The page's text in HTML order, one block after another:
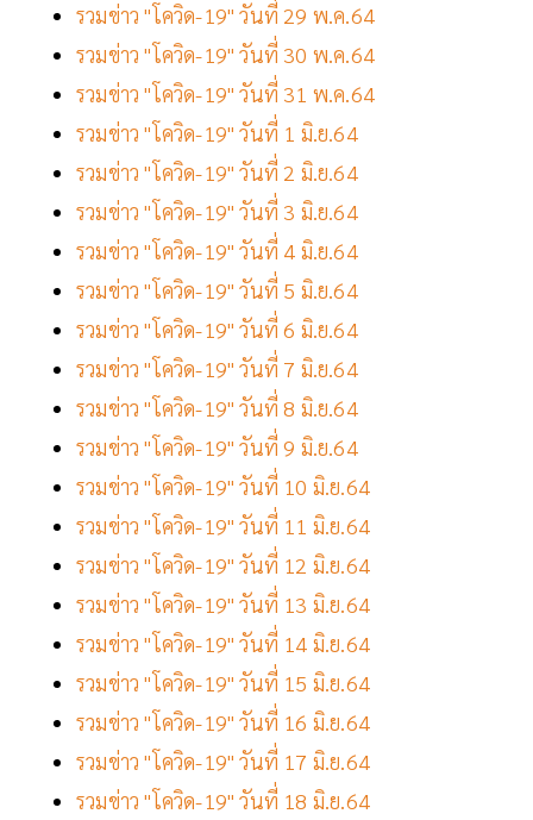
รวมข่าว "โควิด-19" วันที่ 29 พ.ค.64
รวมข่าว "โควิด-19" วันที่ 30 พ.ค.64
รวมข่าว "โควิด-19" วันที่ 31 พ.ค.64
รวมข่าว "โควิด-19" วันที่ 1 มิ.ย.64
รวมข่าว "โควิด-19" วันที่ 2 มิ.ย.64
รวมข่าว "โควิด-19" วันที่ 3 มิ.ย.64
รวมข่าว "โควิด-19" วันที่ 4 มิ.ย.64
รวมข่าว "โควิด-19" วันที่ 5 มิ.ย.64
รวมข่าว "โควิด-19" วันที่ 6 มิ.ย.64
รวมข่าว "โควิด-19" วันที่ 7 มิ.ย.64
รวมข่าว "โควิด-19" วันที่ 8 มิ.ย.64
รวมข่าว "โควิด-19" วันที่ 9 มิ.ย.64
รวมข่าว "โควิด-19" วันที่ 10 มิ.ย.64
รวมข่าว "โควิด-19" วันที่ 11 มิ.ย.64
รวมข่าว "โควิด-19" วันที่ 12 มิ.ย.64
รวมข่าว "โควิด-19" วันที่ 13 มิ.ย.64
รวมข่าว "โควิด-19" วันที่ 14 มิ.ย.64
รวมข่าว "โควิด-19" วันที่ 15 มิ.ย.64
รวมข่าว "โควิด-19" วันที่ 16 มิ.ย.64
รวมข่าว "โควิด-19" วันที่ 17 มิ.ย.64
รวมข่าว "โควิด-19" วันที่ 18 มิ.ย.64